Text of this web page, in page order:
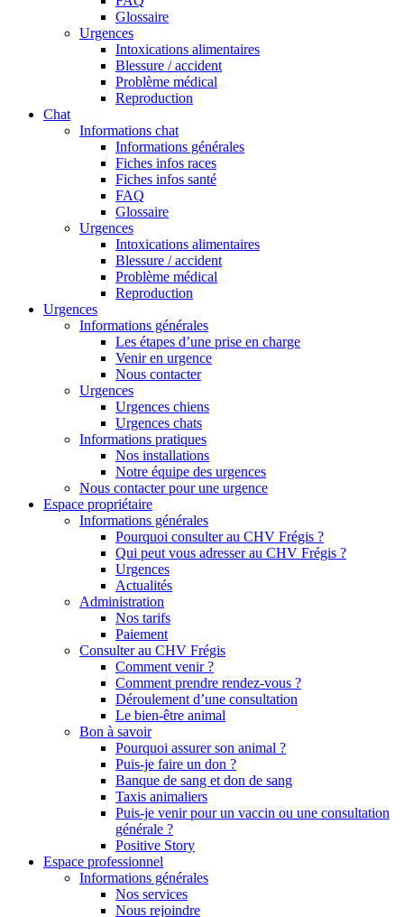
Glossaire
Urgences
Intoxications alimentaires
Blessure / accident
Problème médical
Reproduction
Chat
Informations chat
Informations générales
Fiches infos races
Fiches infos santé
FAQ
Glossaire
Urgences
Intoxications alimentaires
Blessure / accident
Problème médical
Reproduction
Urgences
Informations générales
Les étapes d’une prise en charge
Venir en urgence
Nous contacter
Urgences
Urgences chiens
Urgences chats
Informations pratiques
Nos installations
Notre équipe des urgences
Nous contacter pour une urgence
Espace propriétaire
Informations générales
Pourquoi consulter au CHV Frégis ?
Qui peut vous adresser au CHV Frégis ?
Urgences
Actualités
Administration
Nos tarifs
Paiement
Consulter au CHV Frégis
Comment venir ?
Comment prendre rendez-vous ?
Déroulement d’une consultation
Le bien-être animal
Bon à savoir
Pourquoi assurer son animal ?
Puis-je faire un don ?
Banque de sang et don de sang
Taxis animaliers
Puis-je venir pour un vaccin ou une consultation
générale ?
Positive Story
Espace professionnel
Informations générales
Nos services
Nous rejoindre